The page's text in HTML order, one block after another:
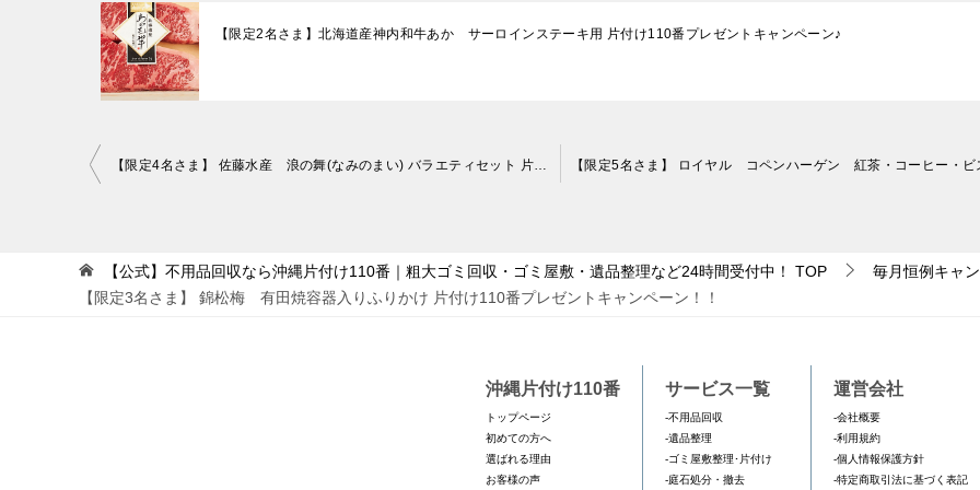
【限定2名さま】北海道産神内和牛あか サーロインステーキ用 片付け110番プレゼントキャンペーン♪
投
ビ
ゲ
【限定4名さま】 佐藤水産 浪の舞(なみのまい) バラエティセット 片付け110番プレゼントキャンペーン！！
【公式】不用品回収なら沖縄片付け110番｜粗大ゴミ回収・ゴミ屋敷・遺品整理など24時間受付中！ TOP
毎月恒例キャ
【限定3名さま】 錦松梅 有田焼容器入りふりかけ 片付け110番プレゼントキャンペーン！！
沖縄片付け110番
トップページ
初めての方へ
選ばれる理由
お客様の声
サービス一覧
-不用品回収
-遺品整理
-ゴミ屋敷整理･片付け
-庭石処分・撤去
運営会社
-会社概要
-利用規約
-個人情報保護方針
-特定商取引法に基づく表記